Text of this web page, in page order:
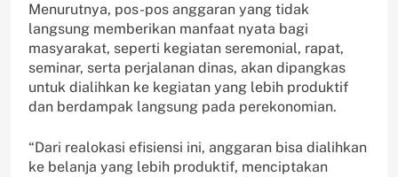
Menurutnya, pos-pos anggaran yang tidak
langsung memberikan manfaat nyata bagi
masyarakat, seperti kegiatan seremonial, rapat,
seminar, serta perjalanan dinas, akan dipangkas
untuk dialihkan ke kegiatan yang lebih produktif
dan berdampak langsung pada perekonomian.
“Dari realokasi efisiensi ini, anggaran bisa dialihkan
ke belanja yang lebih produktif, menciptakan